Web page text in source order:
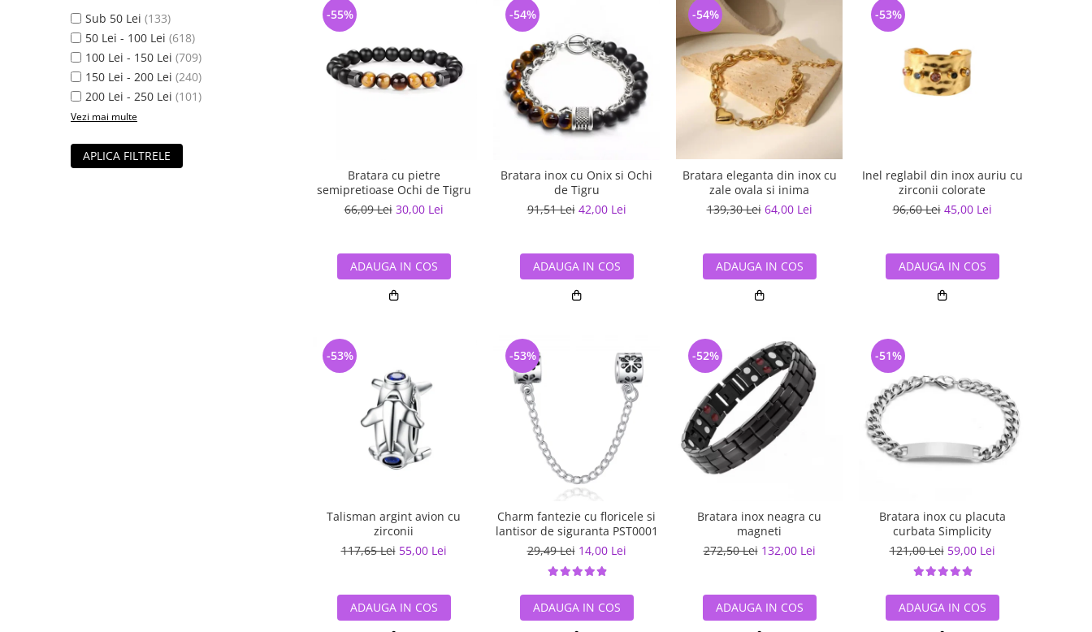
Sub 50 Lei (133)
50 Lei - 100 Lei (618)
100 Lei - 150 Lei (709)
150 Lei - 200 Lei (240)
200 Lei - 250 Lei (101)
Vezi mai multe
APLICA FILTRELE
Bratara cu pietre
semipretioase Ochi de Tigru
66,09 Lei 30,00 Lei
-55%
ADAUGA IN COS
Bratara inox cu Onix si Ochi
de Tigru
91,51 Lei 42,00 Lei
-54%
ADAUGA IN COS
Bratara eleganta din inox cu
zale ovala si inima
139,30 Lei 64,00 Lei
-54%
ADAUGA IN COS
Inel reglabil din inox auriu cu
zirconii colorate
96,60 Lei 45,00 Lei
-53%
ADAUGA IN COS
Talisman argint avion cu
zirconii
117,65 Lei 55,00 Lei
-53%
ADAUGA IN COS
Charm fantezie cu floricele si
lantisor de siguranta PST0001
29,49 Lei 14,00 Lei
-53%
ADAUGA IN COS
Bratara inox neagra cu
magneti
272,50 Lei 132,00 Lei
-52%
ADAUGA IN COS
Bratara inox cu placuta
curbata Simplicity
121,00 Lei 59,00 Lei
-51%
ADAUGA IN COS